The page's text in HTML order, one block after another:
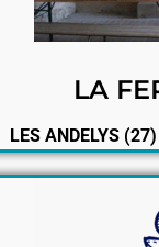
LA
LES ANDELYS